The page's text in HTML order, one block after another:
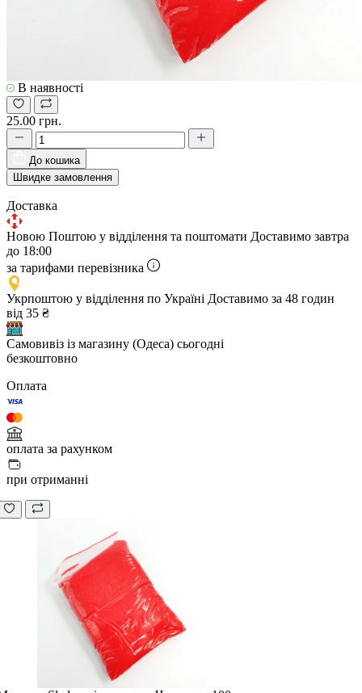
В наявності
25.00 грн.
До кошика
Швидке замовлення
Доставка
Новою Поштою у відділення та поштомати Доставимо завтра
до 18:00
за тарифами перевізника
Укрпоштою у відділення по Україні Доставимо за 48 годин
від 35 ₴
Самовивіз із магазину (Одеса) сьогодні
безкоштовно
Оплата
оплата за рахунком
при отриманні